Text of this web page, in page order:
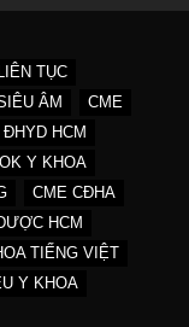
TỤC
ÂM
CME
HCM
Y KHOA
CME CĐHA
HCM
TIẾNG VIỆT
Y KHOA